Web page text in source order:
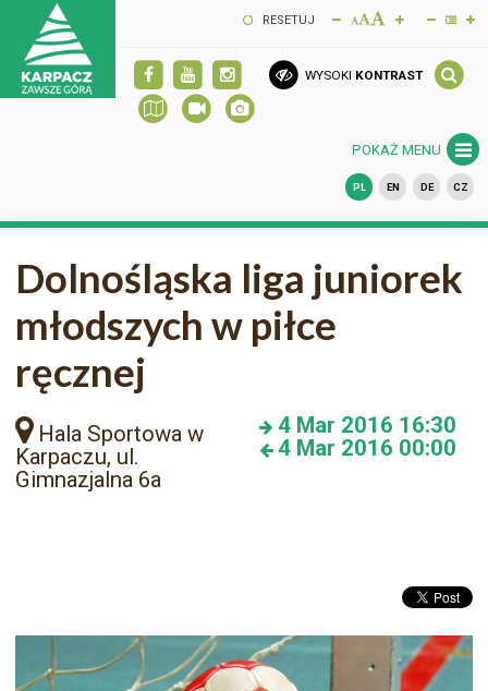
RESETUJ
WYSOKI KONTRAST
POKAŻ MENU
PL EN DE CZ
Dolnośląska liga juniorek
młodszych w piłce
ręcznej
Hala Sportowa w
Karpaczu, ul.
Gimnazjalna 6a
4 Mar 2016 16:30
4 Mar 2016 00:00